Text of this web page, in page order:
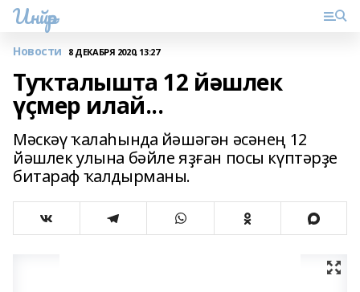
Инйәр
Новости 8 ДЕКАБРЯ 2020, 13:27
Туҡталышта 12 йәшлек
үҫмер илай...
Мәскәү ҡалаһында йәшәгән әсәнең 12
йәшлек улына бәйле яҙған посы күптәрҙе
битараф ҡалдырманы.